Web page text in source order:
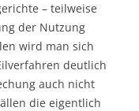
– teilweise
der Nutzung
wird man sich
deutlich
auch nicht
die eigentlich